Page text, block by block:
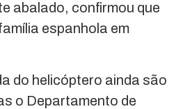
abalado, confirmou que
espanhola em
do helicóptero ainda são
o Departamento de